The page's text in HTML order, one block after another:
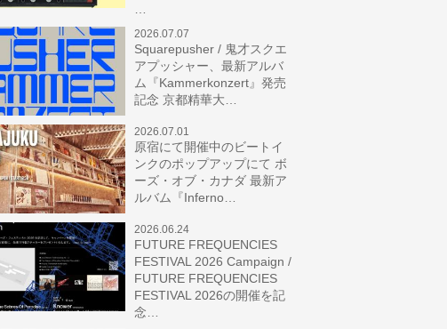
2026.07.07
Squarepusher / 鬼才スクエ
アプッシャー、最新アルバ
ム『Kammerkonzert』発売
記念 京都精華大…
2026.07.01
原宿にて開催中のビートイ
ンクのポップアップにて ボ
ーズ・オブ・カナダ 最新ア
ルバム『Inferno…
2026.06.24
FUTURE FREQUENCIES
FESTIVAL 2026 Campaign /
FUTURE FREQUENCIES
FESTIVAL 2026の開催を記
念…